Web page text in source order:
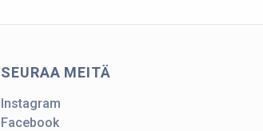
SEURAA MEITÄ
Instagram
Facebook